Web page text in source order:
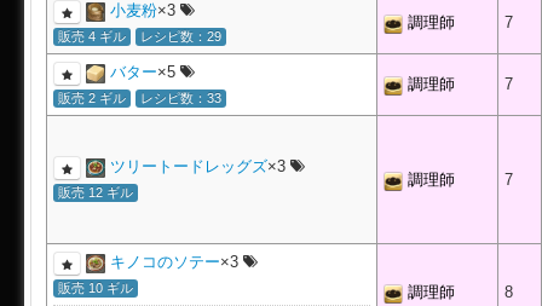
小麦粉×3
販売 4 ギル レシピ数：29
調理師 7
バター×5
販売 2 ギル レシピ数：33
調理師 7
ツリートードレッグズ×3
販売 12 ギル
調理師 7
キノコのソテー×3
販売 10 ギル 調理師 8